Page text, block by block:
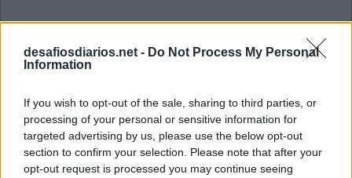
desafiosdiarios.net - Do Not Process My Personal
Information
If you wish to opt-out of the sale, sharing to third parties, or
processing of your personal or sensitive information for
targeted advertising by us, please use the below opt-out
section to confirm your selection. Please note that after your
opt-out request is processed you may continue seeing